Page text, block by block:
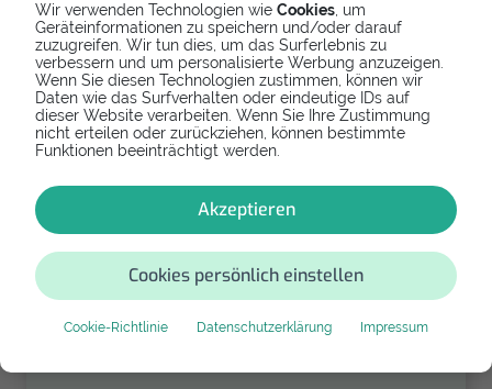
Wir verwenden Technologien wie Cookies , um
Geräteinformationen zu speichern und/oder darauf
zuzugreifen. Wir tun dies, um das Surferlebnis zu
verbessern und um personalisierte Werbung anzuzeigen.
Wenn Sie diesen Technologien zustimmen, können wir
Daten wie das Surfverhalten oder eindeutige IDs auf
dieser Website verarbeiten. Wenn Sie Ihre Zustimmung
nicht erteilen oder zurückziehen, können bestimmte
Funktionen beeinträchtigt werden.
Akzeptieren
Cookies persönlich einstellen
Cookie-Richtlinie Datenschutzerklärung Impressum
Spenden
Spende Dein Gerät über
handysfuerdieumwelt.de
für einen guten Zweck.